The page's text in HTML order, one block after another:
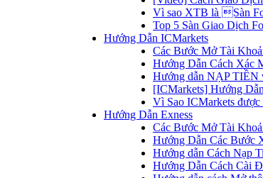
Vì sao XTB là Sàn
Top 5 Sàn Giao Dịch
Hướng Dẫn ICMarkets
Các Bước Mở Tài
Hướng Dẫn Cách Xác
Hướng dẫn NẠP TIỀN
[ICMarkets] Hướng
Vì Sao ICMarkets
Hướng Dẫn Exness
Các Bước Mở Tài
Hướng Dẫn Các Bước
Hướng dẫn Cách Nạp
Hướng Dẫn Cách Cài